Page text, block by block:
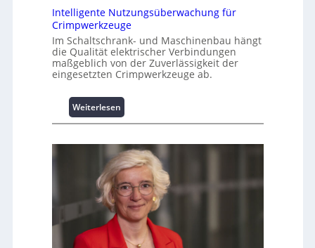
u
m
L
a
s
s
p
i
z
e
n
m
a
n
a
Intelligente Nutzungsüberwachung für
Crimpwerkzeuge
Im Schaltschrank- und Maschinenbau hängt
die Qualität elektrischer Verbindungen
maßgeblich von der Zuverlässigkeit der
eingesetzten Crimpwerkzeuge ab.
Weiterlesen:
I
t
e
l
l
i
g
e
n